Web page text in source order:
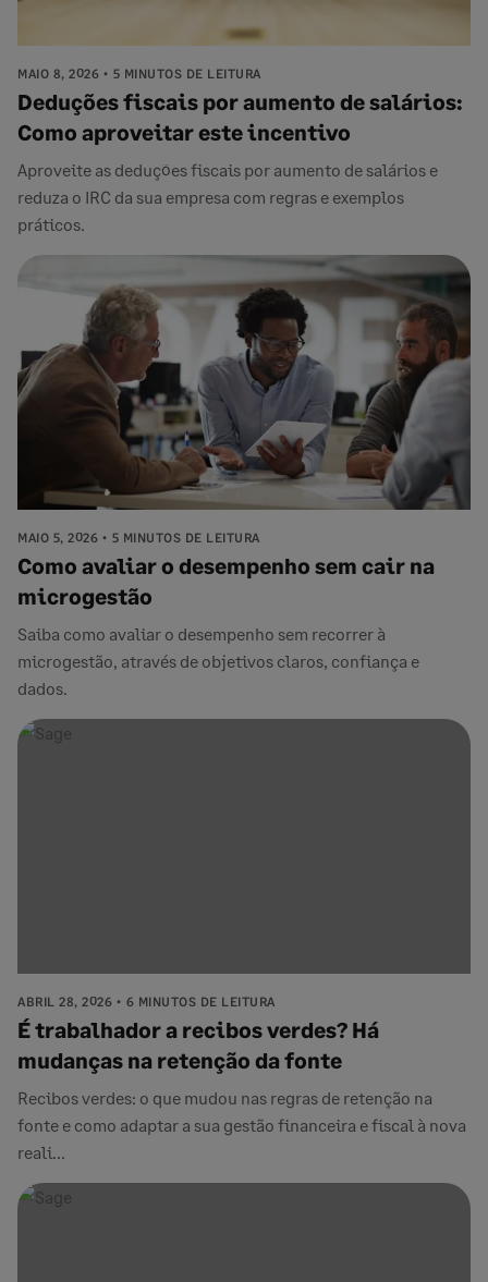
MAIO 8, 2026 5 MINUTOS DE LEITURA
Deduções fiscais por aumento de salários:
Como aproveitar este incentivo
Aproveite as deduções fiscais por aumento de salários e
reduza o IRC da sua empresa com regras e exemplos
práticos.
MAIO 5, 2026 5 MINUTOS DE LEITURA
Como avaliar o desempenho sem cair na
microgestão
Saiba como avaliar o desempenho sem recorrer à
microgestão, através de objetivos claros, confiança e
dados.
ABRIL 28, 2026 6 MINUTOS DE LEITURA
É trabalhador a recibos verdes? Há
mudanças na retenção da fonte
Recibos verdes: o que mudou nas regras de retenção na
fonte e como adaptar a sua gestão financeira e fiscal à nova
reali...